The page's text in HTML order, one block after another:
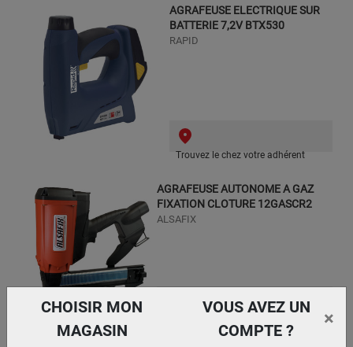
AGRAFEUSE ELECTRIQUE SUR
BATTERIE 7,2V BTX530
RAPID
Trouvez le chez votre adhérent
AGRAFEUSE AUTONOME A GAZ
FIXATION CLOTURE 12GASCR2
ALSAFIX
Trouvez le chez votre adhérent
CHOISIR MON
MAGASIN
VOUS AVEZ UN
COMPTE ?
×